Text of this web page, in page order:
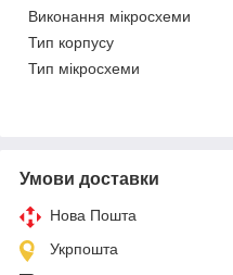
Виконання мікросхеми
Тип корпусу
Тип мікросхеми
Умови доставки
Нова Пошта
Укрпошта